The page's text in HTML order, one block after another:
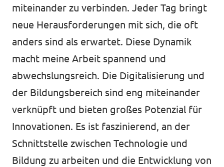
miteinander zu verbinden. Jeder Tag bringt
neue Herausforderungen mit sich, die oft
anders sind als erwartet. Diese Dynamik
macht meine Arbeit spannend und
abwechslungsreich. Die Digitalisierung und
der Bildungsbereich sind eng miteinander
verknüpft und bieten großes Potenzial für
Innovationen. Es ist faszinierend, an der
Schnittstelle zwischen Technologie und
Bildung zu arbeiten und die Entwicklung von